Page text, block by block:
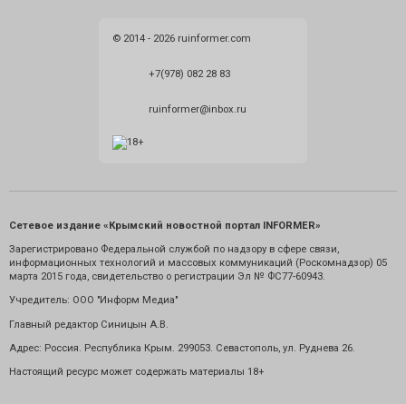
© 2014 - 2026 ruinformer.com
+7(978) 082 28 83
ruinformer@inbox.ru
Сетевое издание «Крымский новостной портал INFORMER»
Зарегистрировано Федеральной службой по надзору в сфере связи,
информационных технологий и массовых коммуникаций (Роскомнадзор) 05
марта 2015 года, свидетельство о регистрации Эл № ФС77-60943.
Учредитель: ООО "Информ Медиа"
Главный редактор Синицын А.В.
Адрес: Россия. Республика Крым. 299053. Севастополь, ул. Руднева 26.
Настоящий ресурс может содержать материалы 18+